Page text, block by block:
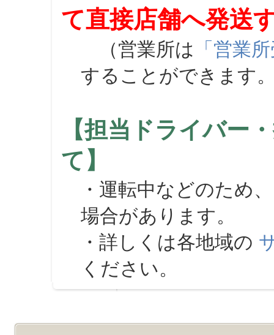
て直接店舗へ発送
（営業所は 「営業
することができます
【担当ドライバー
て】
・運転中などのため
場合があります。
・詳しくは各地域の
ください。